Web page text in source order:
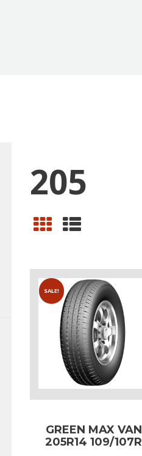
205
SALE!
GREEN MAX VAN
205R14 109/107R